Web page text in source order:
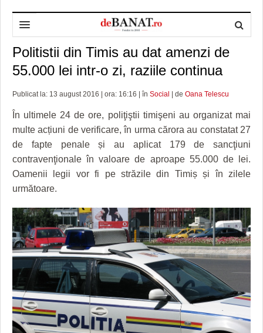
HOME
DESPRE NOI
REDACȚIA DEBANAT
POLITICA DE COOKIES
POLITICA DE CONFIDENȚIALITATE
ADMINISTRAȚIE
PRIMĂRIA TIMIŞOARA
CONSILIUL JUDEŢEAN TIMIŞ
PREFECTURA TIMIŞ
POLITICĂ
POLITICA
SPORT
POLI TIMISOARA
FOTBAL JUDETEAN
ALTE SPORTURI
OPINII
DOSARELE DEBANAT
ETICA LUCIDITĂȚII ASISTATE
JURNAL DE CAMPANIE
ZÂMBETE AMARE
GRĂDINA TAICII DOMNULUI
ZIARISTU’ DE TERASĂ
CU OIŞTEA-N KIERKEGAARD
TIMP LIBER ȘI CULTURĂ
TIMP LIBER
ULTRAMARIN VA RECOMANDA
CULTURA
CRONICĂ DE FILM
UNDE MERGEM
FILME DOCUMENTARE
ECONOMIC
AFACERI
SĂNĂTATE
MAI MULTE
ACCIDENTE
ANUNŢURI
INFO SI UTILE
Politistii din Timis au dat amenzi de
55.000 lei intr-o zi, raziile continua
Publicat la: 13 august 2016 | ora: 16:16 | în Social | de Oana Telescu
În ultimele 24 de ore, poliţiştii timişeni au organizat mai
multe acțiuni de verificare, în urma cărora au constatat 27
de fapte penale și au aplicat 179 de sancţiuni
contravenţionale în valoare de aproape 55.000 de lei.
Oamenii legii vor fi pe străzile din Timiș și în zilele
următoare.